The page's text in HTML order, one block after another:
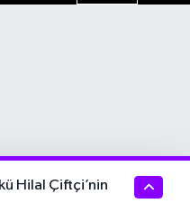
Hilal Çiftçi’nin